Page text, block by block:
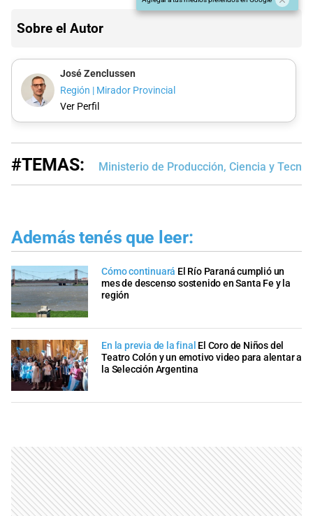
Sobre el Autor
José Zenclussen
Región | Mirador Provincial
Ver Perfil
#TEMAS: Ministerio de Producción, Ciencia y
Además tenés que leer:
Cómo continuará El Río Paraná cumplió un
mes de descenso sostenido en Santa Fe y la
región
En la previa de la final El Coro de Niños del
Teatro Colón y un emotivo video para alentar a
la Selección Argentina